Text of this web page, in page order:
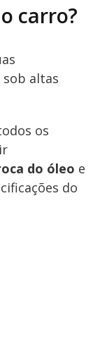
carro?
altas
os
do óleo e
do